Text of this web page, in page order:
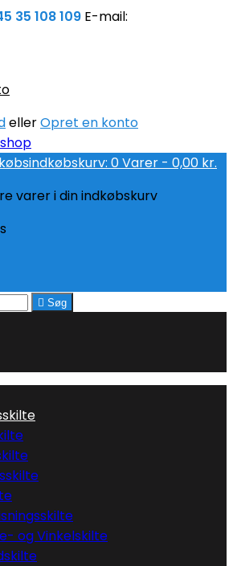
35 108 109 E-mail:
ellerOpret en konto
0Varer - 0,00 kr.
varer i din indkøbskurv
 Søg
og Vinkelskilte